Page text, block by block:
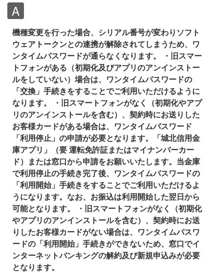
機種変更を行った場合、シリアル番号が変わりソフト
ウェアトークンとの連携が解除されてしまうため、ワ
ンタイムパスワードが通らなくなります。
・旧スマー
トフォンがある（初期化及びアプリのアンインストー
ルをしていない）場合は、ワンタイムパスワードの
「交換」手続きをすることでご利用いただけるように
なります。
・旧スマートフォンがなく（初期化やアプ
リのアンインストールを含む）、契約時にお送りした
お客様カードがある場合は、ワンタイムパスワード
「利用停止」の申請が必要となります。「城北信用金
庫アプリ」（要 運転免許証またはマイナンバーカー
ド）または窓口から申請をお願いいたします。当金庫
で利用停止の手続き完了後、ワンタイムパスワードの
「利用開始」手続きをすることでご利用いただけるよ
うになります。なお、お振込は利用開始した翌日から
可能となります。
・旧スマートフォンがなく（初期化
やアプリのアンインストールを含む）、契約時にお送
りしたお客様カードがない場合は、ワンタイムパスワ
ードの「利用開始」手続きができないため、窓口でイ
ンターネットバンキングの解約及び新規申込みが必要
となります。